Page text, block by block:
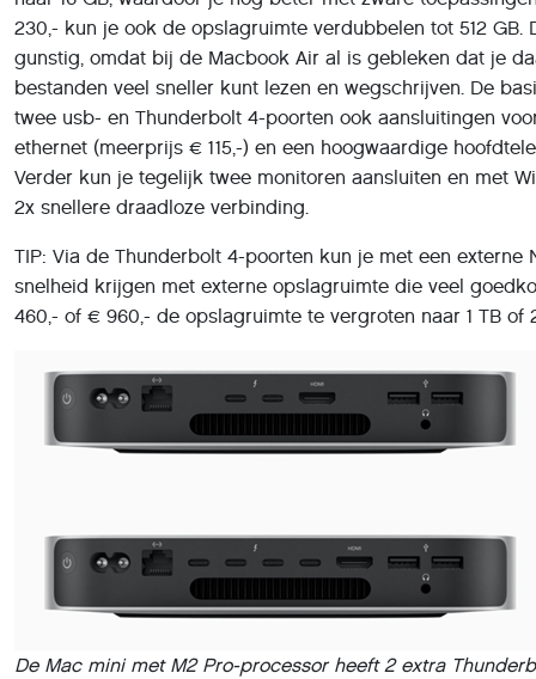
230,- kun je ook de opslagruimte verdubbelen tot 512 GB.
gunstig, omdat bij de Macbook Air al is gebleken dat je
bestanden veel sneller kunt lezen en wegschrijven. De
twee usb- en Thunderbolt 4-poorten ook aansluitingen
ethernet (meerprijs € 115,-) en een hoogwaardige
Verder kun je tegelijk twee monitoren aansluiten en met
2x snellere draadloze verbinding.
TIP: Via de Thunderbolt 4-poorten kun je met een externe
snelheid krijgen met externe opslagruimte die veel
460,- of € 960,- de opslagruimte te vergroten naar 1 TB of
De Mac mini met M2 Pro-processor heeft 2 extra